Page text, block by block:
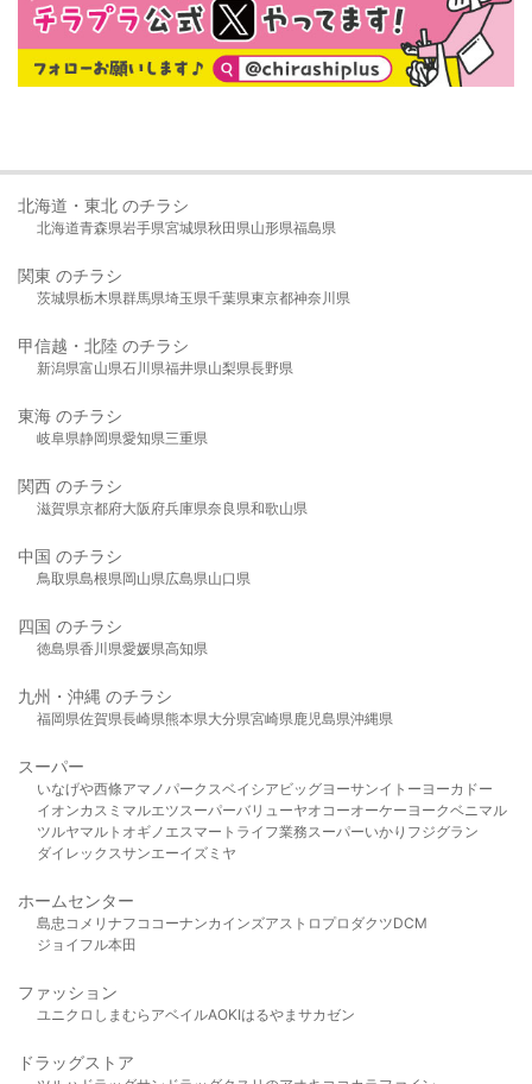
北海道・東北 のチラシ
北海道青森県岩手県宮城県秋田県山形県福島県
関東 のチラシ
茨城県栃木県群馬県埼玉県千葉県東京都神奈川県
甲信越・北陸 のチラシ
新潟県富山県石川県福井県山梨県長野県
東海 のチラシ
岐阜県静岡県愛知県三重県
関西 のチラシ
滋賀県京都府大阪府兵庫県奈良県和歌山県
中国 のチラシ
鳥取県島根県岡山県広島県山口県
四国 のチラシ
徳島県香川県愛媛県高知県
九州・沖縄 のチラシ
福岡県佐賀県長崎県熊本県大分県宮崎県鹿児島県沖縄県
スーパー
いなげや西條アマノパークスベイシア ビッグヨーサンイトーヨーカドー
イオンカスミ マルエツスーパーバリューヤオコーオーケー ヨークベニマル
ツルヤマルト オギノ エスマート ライフ業務スーパーいかり フジグラン
ダイレックスサンエーイズミヤ
ホームセンター
島忠 コメリ ナフコ コーナンカインズアストロプロダクツDCM
ジョイフル本田
ファッション
ユニクロ しまむら アベイルAOKIはるやま サカゼン
ドラッグストア